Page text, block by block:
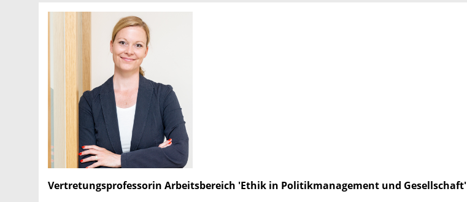
Vertretungsprofessorin Arbeitsbereich 'Ethik in Politikmanagement und Gesellschaft'